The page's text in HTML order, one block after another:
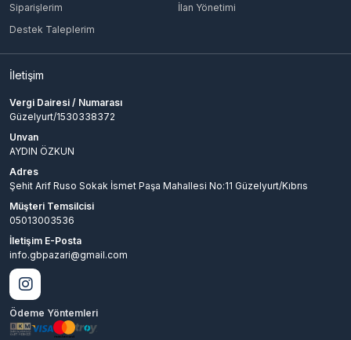
Siparişlerim
İlan Yönetimi
Destek Taleplerim
İletişim
Vergi Dairesi / Numarası
Güzelyurt/1530338372
Unvan
AYDIN ÖZKUN
Adres
Şehit Arif Ruso Sokak İsmet Paşa Mahallesi No:11 Güzelyurt/Kıbrıs
Müşteri Temsilcisi
05013003536
İletişim E-Posta
info.gbpazari@gmail.com
Ödeme Yöntemleri